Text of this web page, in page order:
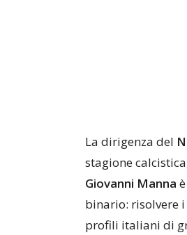
La dirigenza del
stagione
Giovanni Manna
binario: risolvere
profili italiani di